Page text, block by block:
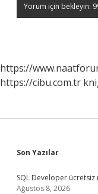
https://
https://cibu.com.tr
Sidebar
Son Yazılar
SQL Developer ücretsiz
Ağustos 8, 2026